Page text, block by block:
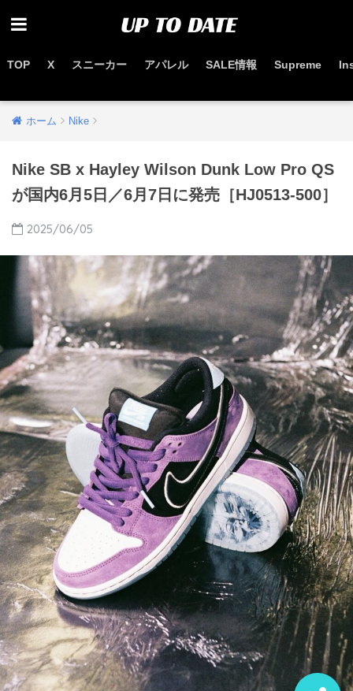
TOP X スニーカー アパレル SALE情報 Supreme
ホーム Nike
Nike SB x Hayley Wilson Dunk Low Pro QS
が国内6月5日／6月7日に発売［HJ0513-500］
2025/06/05